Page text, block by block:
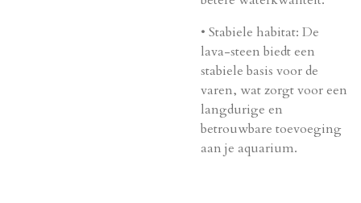
• Stabiele habitat: De
lava-steen biedt een
stabiele basis voor de
varen, wat zorgt voor een
langdurige en
betrouwbare toevoeging
aan je aquarium.